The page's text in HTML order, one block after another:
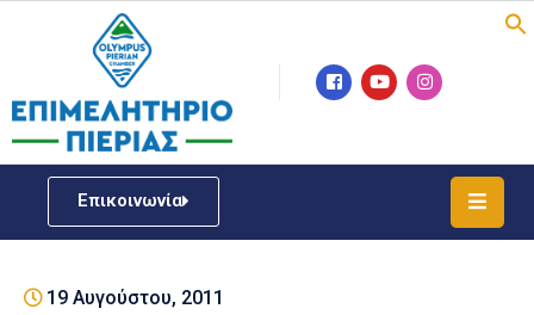
Επικοινωνία
Επιμελητήριο
Νέα
ΓΕΜΗ19 Αυγούστου, 2011